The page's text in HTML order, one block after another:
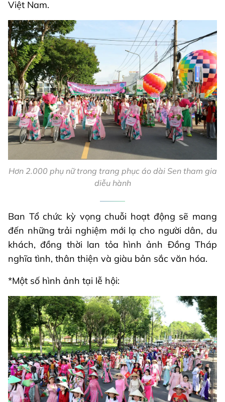
Việt Nam.
Hơn 2.000 phụ nữ trong trang phục áo dài Sen tham gia
diễu hành
Ban Tổ chức kỳ vọng chuỗi hoạt động sẽ mang
đến những trải nghiệm mới lạ cho người dân, du
khách, đồng thời lan tỏa hình ảnh Đồng Tháp
nghĩa tình, thân thiện và giàu bản sắc văn hóa.
*Một số hình ảnh tại lễ hội: